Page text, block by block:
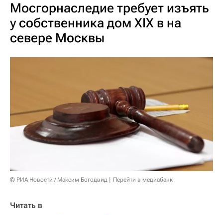
Мосгорнаследие требует изъять
у собственника дом XIX в на
севере Москвы
© РИА Новости / Максим Богодвид Перейти в медиабанк
Читать в